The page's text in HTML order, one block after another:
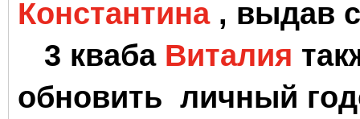
Константина, выдав
3 кваба Виталия
обновить личный